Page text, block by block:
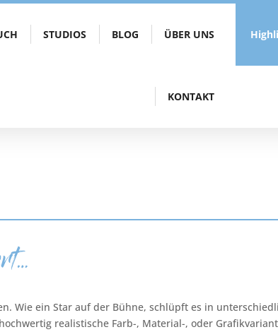
STUDIOS BLOG ÜBER UNS
KONTAKT
Wie ein Star auf der Bühne, schlüpft es in
realistische Farb-, Material-, oder